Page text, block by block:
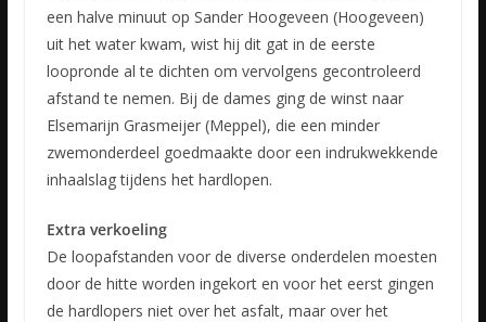
een halve minuut op Sander Hoogeveen (Hoogeveen)
uit het water kwam, wist hij dit gat in de eerste
loopronde al te dichten om vervolgens gecontroleerd
afstand te nemen. Bij de dames ging de winst naar
Elsemarijn Grasmeijer (Meppel), die een minder
zwemonderdeel goedmaakte door een indrukwekkende
inhaalslag tijdens het hardlopen.
Extra verkoeling
De loopafstanden voor de diverse onderdelen moesten
door de hitte worden ingekort en voor het eerst gingen
de hardlopers niet over het asfalt, maar over het